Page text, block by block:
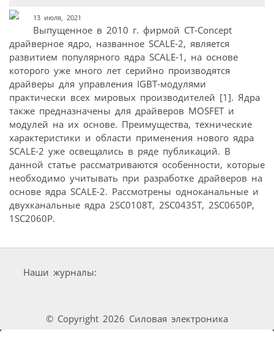
13 июля, 2021
Выпущенное в 2010 г. фирмой CT-Concept
драйверное ядро, названное SCALE-2, является
развитием популярного ядра SCALE-1, на основе
которого уже много лет серийно производятся
драйверы для управления IGBT-модулями
практически всех мировых производителей [1]. Ядра
также предназначены для драйверов MOSFET и
модулей на их основе. Преимущества, технические
характеристики и области применения нового ядра
SCALE-2 уже освещались в ряде публикаций. В
данной статье рассматриваются особенности, которые
необходимо учитывать при разработке драйверов на
основе ядра SCALE-2. Рассмотрены одноканальные и
двухканальные ядра 2SC0108T, 2SC0435T, 2SC0650P,
1SC2060P.
Наши журналы:
© Copyright 2026 Силовая электроника